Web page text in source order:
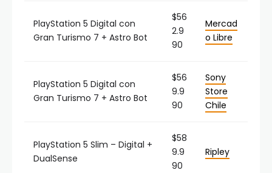
PlayStation 5 Digital con
Gran Turismo 7 + Astro Bot
$56
2.9
90
Mercad
o Libre
PlayStation 5 Digital con
Gran Turismo 7 + Astro Bot
$56
9.9
90
Sony
Store
Chile
PlayStation 5 Slim – Digital +
DualSense
$58
9.9
90
Ripley